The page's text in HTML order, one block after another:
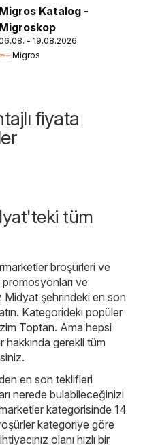
Migros Katalog -
Migroskop
- 19.08.2026
Migros
fiyata
tüm
broşürleri ve
promosyonları ve
Midyat şehrindeki en son
Kategorideki popüler
Toptan. Ama hepsi
hakkında gerekli tüm
en son teklifleri
nerede bulabileceğinizi
kategorisinde 14
kategoriye göre
olanı hızlı bir